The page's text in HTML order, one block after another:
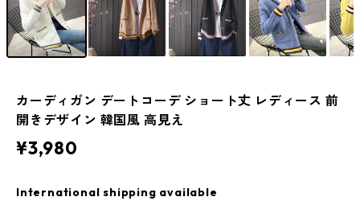
カーディガン デートコーデ ショート丈 レディース 前
開きデザイン 韓国風 高見え
¥3,980
International shipping available